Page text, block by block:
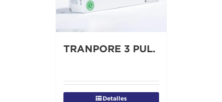
TRANPORE 3 PUL.
Detalles